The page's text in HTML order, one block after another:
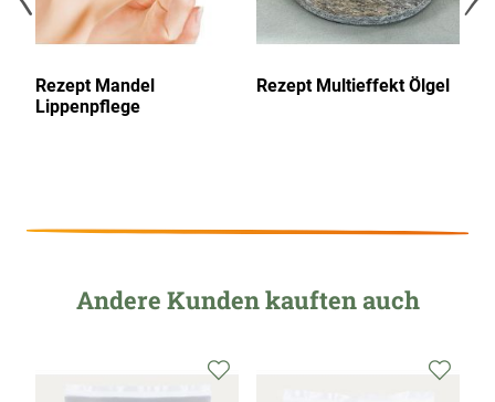
Rezept Mandel
Lippenpflege
Rezept Multieffekt Ölgel
Andere Kunden kauften auch